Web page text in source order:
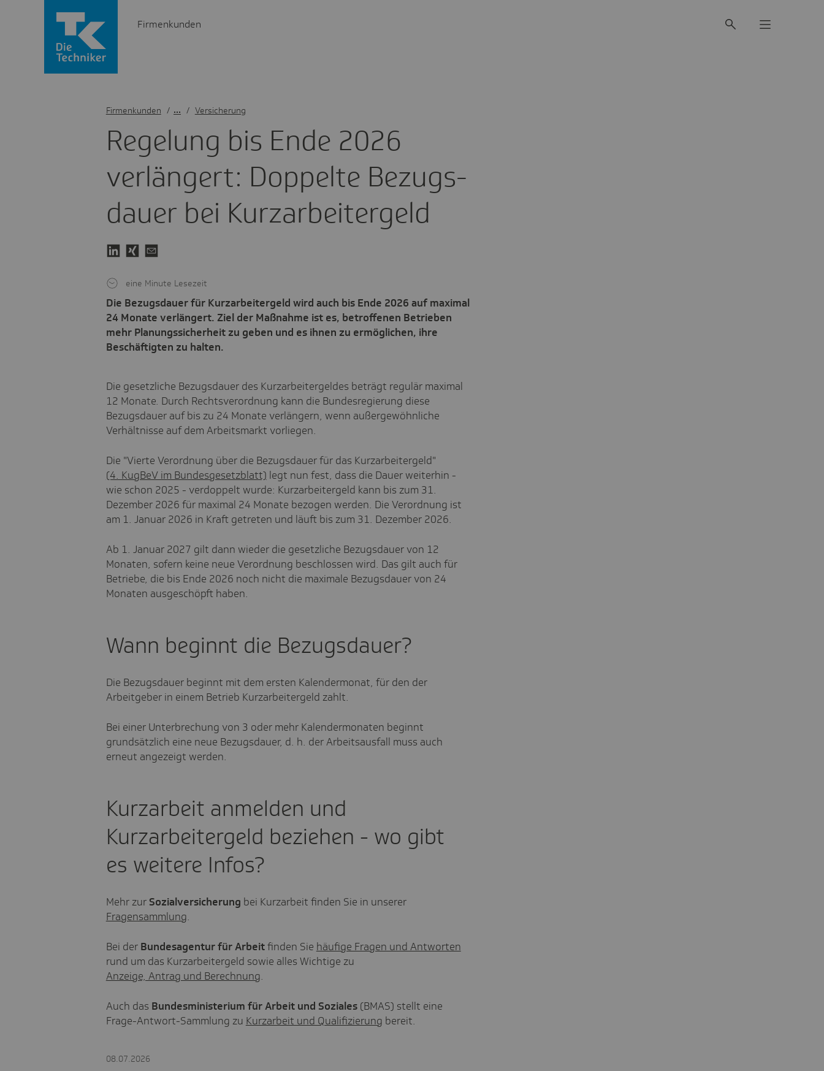
Firmenkunden
Rege­lung bis Ende 2026
verlän­gert: Doppelte Bezugs­
dauer bei Kurz­ar­bei­ter­geld
Die Bezugsdauer für Kurzarbeitergeld wird auch bis Ende 2026 auf maximal
24 Monate verlängert. Ziel der Maßnahme ist es, betroffenen Betrieben
mehr Planungssicherheit zu geben und es ihnen zu ermöglichen, ihre
Beschäftigten zu halten.
eine Minute Lesezeit
Firmenkunden / Versicherung
Die gesetzliche Bezugsdauer des Kurzarbeitergeldes beträgt regulär maximal
12 Monate. Durch Rechtsverordnung kann die Bundesregierung diese
Bezugsdauer auf bis zu 24 Monate verlängern, wenn außergewöhnliche
Verhältnisse auf dem Arbeitsmarkt vorliegen.
Die "Vierte Verordnung über die Bezugsdauer für das Kurzarbeitergeld"
(4. KugBeV im Bundesgesetzblatt) legt nun fest, dass die Dauer weiterhin -
wie schon 2025 - verdoppelt wurde: Kurzarbeitergeld kann bis zum 31.
Dezember 2026 für maximal 24 Monate bezogen werden. Die Verordnung ist
am 1. Januar 2026 in Kraft getreten und läuft bis zum 31. Dezember 2026.
Ab 1. Januar 2027 gilt dann wieder die gesetzliche Bezugsdauer von 12
Monaten, sofern keine neue Verordnung beschlossen wird. Das gilt auch für
Betriebe, die bis Ende 2026 noch nicht die maximale Bezugsdauer von 24
Monaten ausgeschöpft haben.
Wann beginnt die Bezugsdauer?
Die Bezugsdauer beginnt mit dem ersten Kalendermonat, für den der
Arbeitgeber in einem Betrieb Kurzarbeitergeld zahlt.
Bei einer Unterbrechung von 3 oder mehr Kalendermonaten beginnt
grundsätzlich eine neue Bezugsdauer, d. h. der Arbeitsausfall muss auch
erneut angezeigt werden.
Kurzarbeit anmelden und
Kurzarbeitergeld beziehen - wo gibt
es weitere Infos?
Mehr zur Sozialversicherung bei Kurzarbeit finden Sie in unserer
Fragensammlung.
Bei der Bundesagentur für Arbeitfinden Sie häufige Fragen und Antworten
rund um das Kurzarbeitergeld sowie alles Wichtige zu
Anzeige, Antrag und Berechnung.
Auch das Bundesministerium für Arbeit und Soziales(BMAS) stellt eine
Frage-Antwort-Sammlung zu Kurzarbeit und Qualifizierung bereit.
08.07.2026